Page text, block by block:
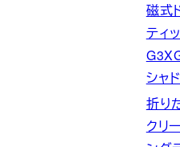
磁式
ティ
シャ
折り
クリ